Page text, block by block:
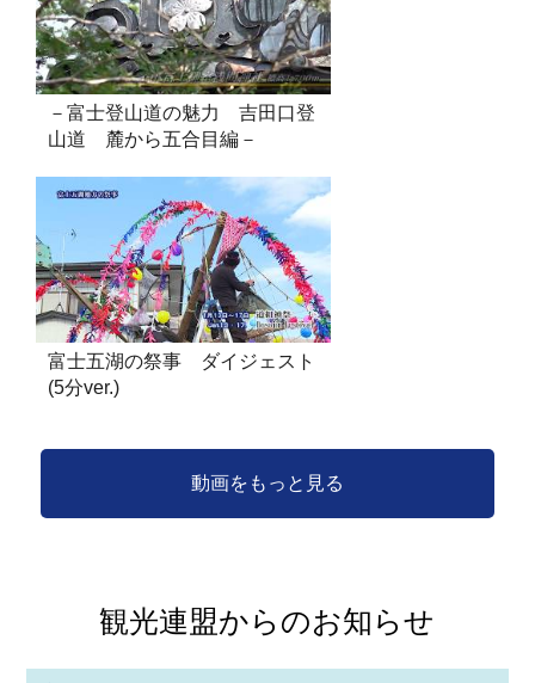
－富士登山道の魅力 吉田口登
山道 麓から五合目編－
富士五湖の祭事 ダイジェスト
(5分ver.)
動画をもっと見る
観光連盟からのお知らせ